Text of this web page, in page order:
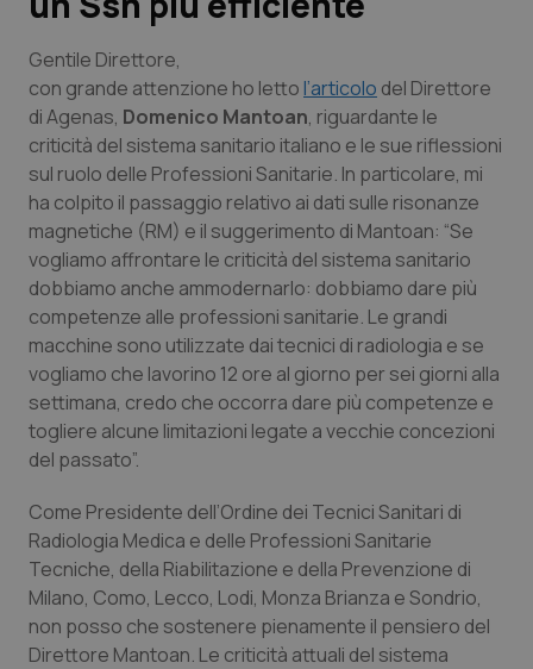
Studi e Analisi
Lettere al direttore
Edizioni Regionali
QS Pro
Professionisti Sanitari.AI
Abruzzo
Basilicata
Calabria
Campania
Emilia-Romagna
Friuli Venezia Giulia
QS Pro Gold
Artrite & artrosi
Asma & BPCO
Car-T
Colesterolo & coronaropatie
Dermatite Atopica
QS Club Newsletter
Gentile Direttore,
con grande attenzione ho lettol’articolo del Direttore
di Agenas, Domenico Mantoan, riguardante le
criticità del sistema sanitario italiano e le sue riflessioni
sul ruolo delle Professioni Sanitarie. In particolare, mi
ha colpito il passaggio relativo ai dati sulle risonanze
magnetiche (RM) e il suggerimento di Mantoan: “Se
vogliamo affrontare le criticità del sistema sanitario
dobbiamo anche ammodernarlo: dobbiamo dare più
competenze alle professioni sanitarie. Le grandi
macchine sono utilizzate dai tecnici di radiologia e se
vogliamo che lavorino 12 ore al giorno per sei giorni alla
settimana, credo che occorra dare più competenze e
togliere alcune limitazioni legate a vecchie concezioni
del passato”.
Come Presidente dell’Ordine dei Tecnici Sanitari di
Radiologia Medica e delle Professioni Sanitarie
Tecniche, della Riabilitazione e della Prevenzione di
Milano, Como, Lecco, Lodi, Monza Brianza e Sondrio,
non posso che sostenere pienamente il pensiero del
Direttore Mantoan. Le criticità attuali del sistema